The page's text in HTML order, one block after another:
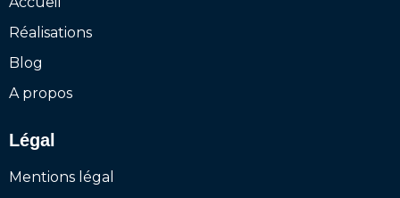
Réalisations
Blog
A propos
Légal
Mentions légal